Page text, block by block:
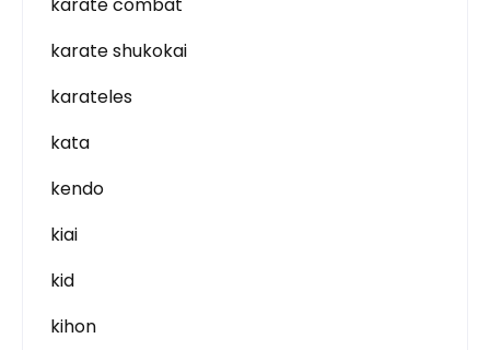
karate shukokai
karateles
kata
kendo
kiai
kid
kihon